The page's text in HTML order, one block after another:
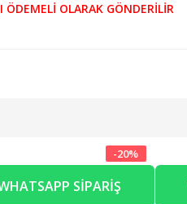
OLARAK GÖNDERİLİR
-20%
SIPARIŞ